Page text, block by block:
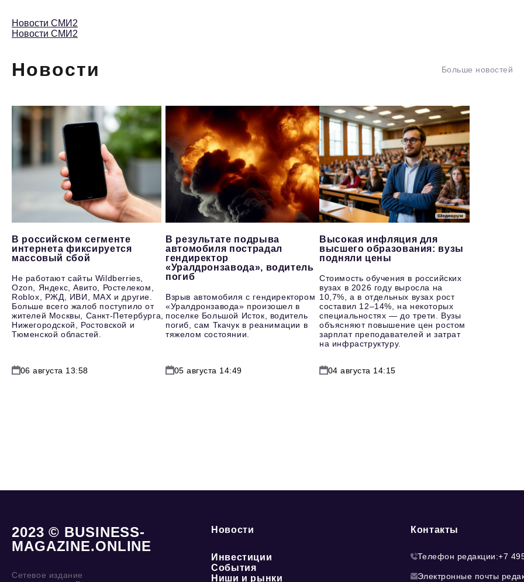
Новости СМИ2
Новости СМИ2
Новости Больше новостей
В российском сегменте
интернета фиксируется
массовый сбой
Не работают сайты Wildberries,
Ozon, Яндекс, Авито, Ростелеком,
Roblox, РЖД, ИВИ, MAX и другие.
Больше всего жалоб поступило от
жителей Москвы, Санкт-Петербурга,
Нижегородской, Ростовской и
Тюменской областей.
06 августа 13:58
В результате подрыва
автомобиля пострадал
гендиректор
«Уралдронзавода», водитель
погиб
Взрыв автомобиля с гендиректором
«Уралдронзавода» произошел в
поселке Большой Исток, водитель
погиб, сам Ткачук в реанимации в
тяжелом состоянии.
05 августа 14:49
Высокая инфляция для
высшего образования: вузы
подняли цены
Стоимость обучения в российских
вузах в 2026 году выросла на
10,7%, а в отдельных вузах рост
составил 12–14%, на некоторых
специальностях — до трети. Вузы
объясняют повышение цен ростом
зарплат преподавателей и затрат
на инфраструктуру.
04 августа 14:15
2023 © BUSINESS-
MAGAZINE.ONLINE
Сетевое издание
Новости
Инвестиции
События
Ниши и рынки
Контакты
Телефон редакции:+7
Электронные почты